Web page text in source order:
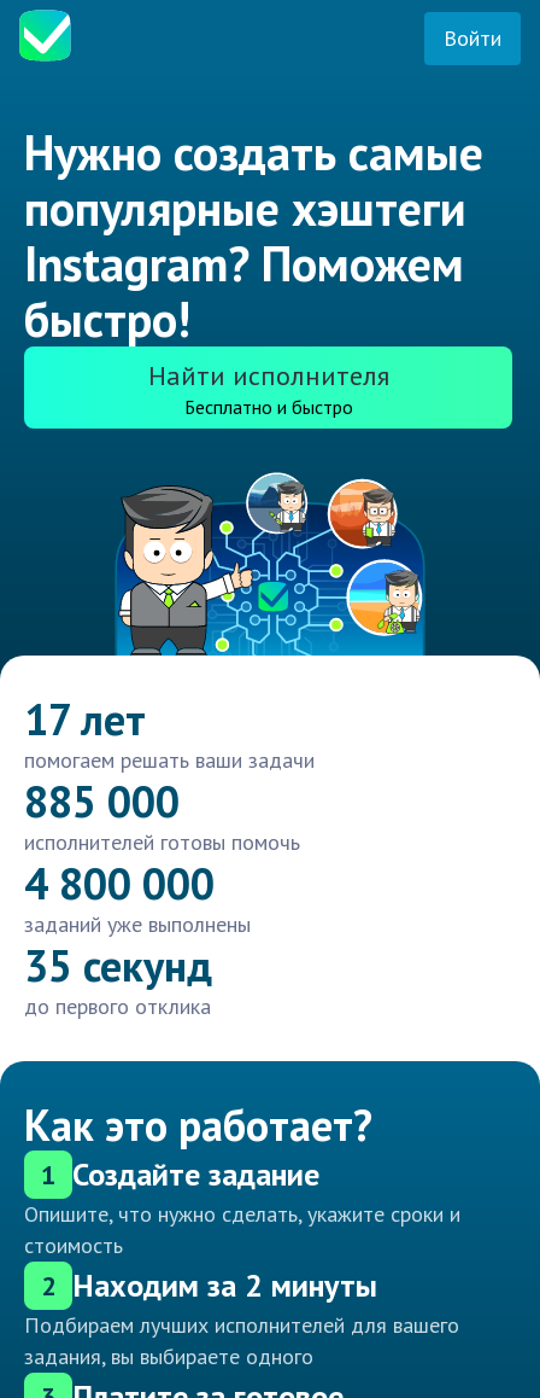
Войти
Нужно создать самые
популярные хэштеги
Instagram? Поможем
быстро!
Найти исполнителя
Бесплатно и быстро
17 лет
помогаем решать ваши задачи
885 000
исполнителей готовы помочь
4 800 000
заданий уже выполнены
35 секунд
до первого отклика
Как это работает?
1 Создайте задание
Опишите, что нужно сделать, укажите сроки и
стоимость
2 Находим за 2 минуты
Подбираем лучших исполнителей для вашего
задания, вы выбираете одного